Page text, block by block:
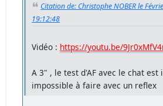
Citation de: Christophe NOBER le
19:12:48
Vidéo : https://youtu.be/
A 3" , le test d'AF avec le chat est
impossible à faire avec un reflex